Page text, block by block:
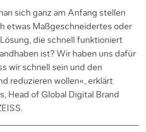
sich ganz am Anfang stellen
etwas Maßgeschneidertes oder
die schnell funktioniert
ist? Wir haben uns dafür
wir schnell sein und den
reduzieren wollen«, erklärt
Head of Global Digital Brand